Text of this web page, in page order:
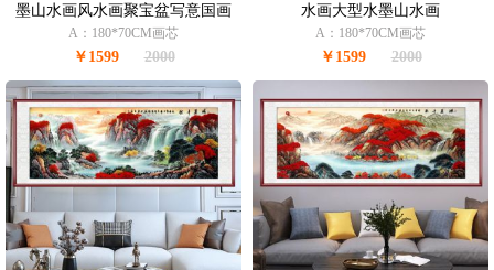
墨山水画风水画聚宝盆写意国画
A：180*70CM画芯
￥1599 2000
水画大型水墨山水画
A：180*70CM画芯
￥1599 2000